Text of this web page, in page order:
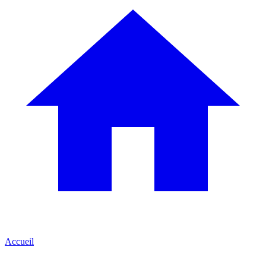
Accueil